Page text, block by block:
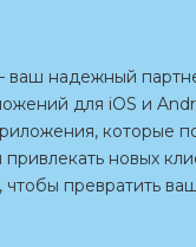
ваш надежный
для iOS и
которые
новых
чтобы превратить